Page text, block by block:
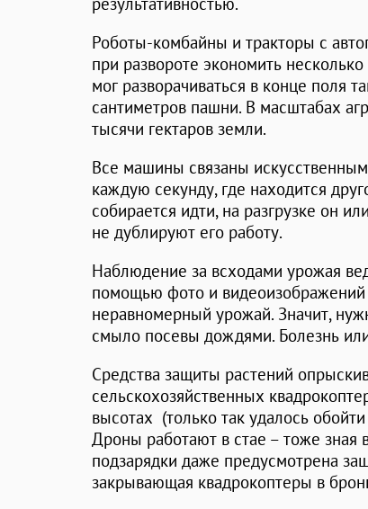
Роботы-комбайны и тракторы с
при развороте экономить
мог разворачиваться в конце поля
сантиметров пашни. В масштабах
тысячи гектаров земли.
Все машины связаны
каждую секунду, где находится
собирается идти, на разгрузке он
не дублируют его работу.
Наблюдение за всходами урожая
помощью фото и
неравномерный урожай. Значит,
смыло посевы дождями. Болезнь
Средства защиты растений
сельскохозяйственных
высотах (только так удалось
Дроны работают в стае – тоже зная
подзарядки даже предусмотрена
закрывающая квадрокоптеры в